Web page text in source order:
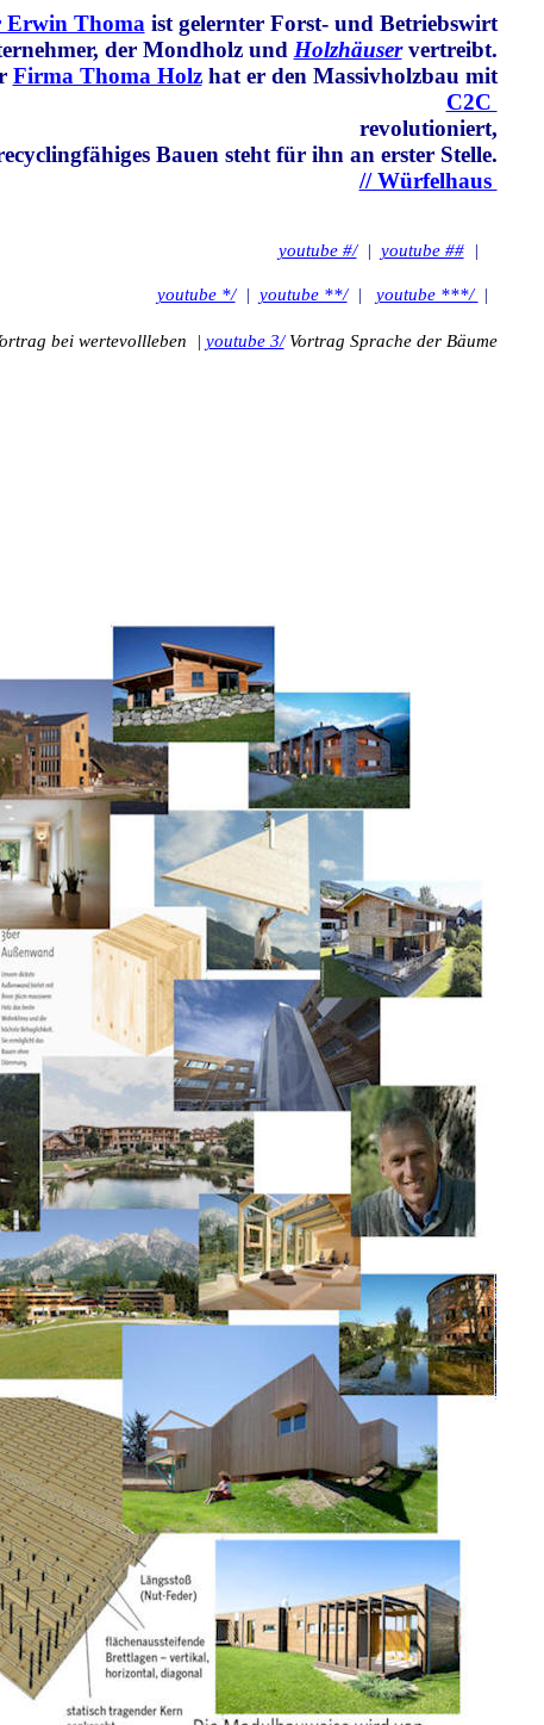
Erwin Thoma ist gelernter Forst- und Betriebswirt
der Mondholz und Holzhäuservertreibt.
Firma Thoma Holzhat er den Massivholzbau mit
C2C
revolutioniert,
Bauen steht für ihn an erster Stelle.
// Würfelhaus
youtube #/| youtube ##|
youtube */| youtube **/| youtube ***/ |
bei wertevollleben | youtube 3/Vortrag Sprache der Bäume